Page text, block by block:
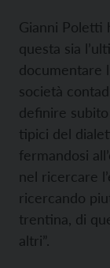
Gianni Poletti
questa sia
documentare
società
definire
tipici del
fermandosi
nel ricercare
ricercando
trentina, di
altri”.